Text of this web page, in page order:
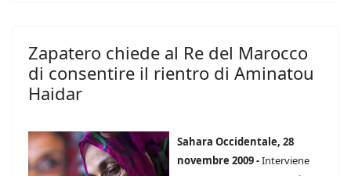
Zapatero chiede al Re del Marocco
di consentire il rientro di Aminatou
Haidar
Sahara Occidentale, 28
novembre 2009 -Interviene